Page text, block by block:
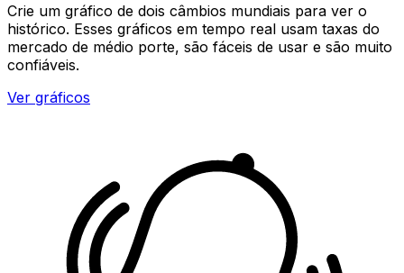
Crie um gráfico de dois câmbios mundiais para ver o
histórico. Esses gráficos em tempo real usam taxas do
mercado de médio porte, são fáceis de usar e são muito
confiáveis.
Ver gráficos